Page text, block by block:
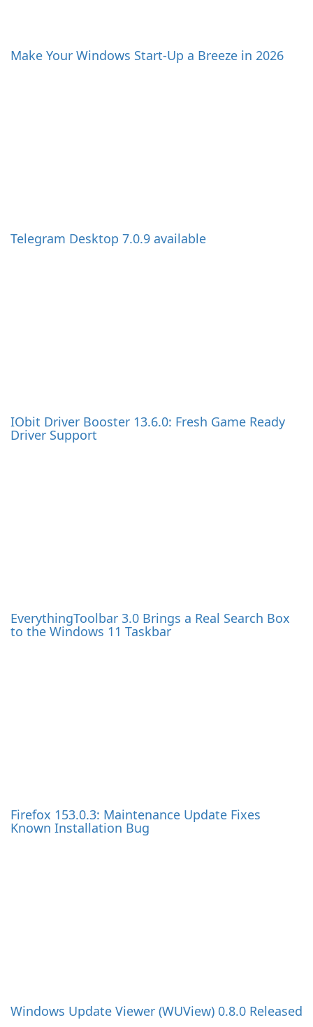
Make Your Windows Start-Up a Breeze in 2026
Telegram Desktop 7.0.9 available
IObit Driver Booster 13.6.0: Fresh Game Ready
Driver Support
EverythingToolbar 3.0 Brings a Real Search Box
to the Windows 11 Taskbar
Firefox 153.0.3: Maintenance Update Fixes
Known Installation Bug
Windows Update Viewer (WUView) 0.8.0 Released